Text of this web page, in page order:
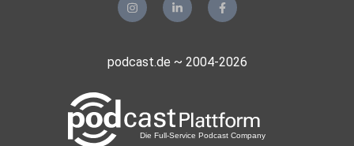
podcast.de ~ 2004-2026